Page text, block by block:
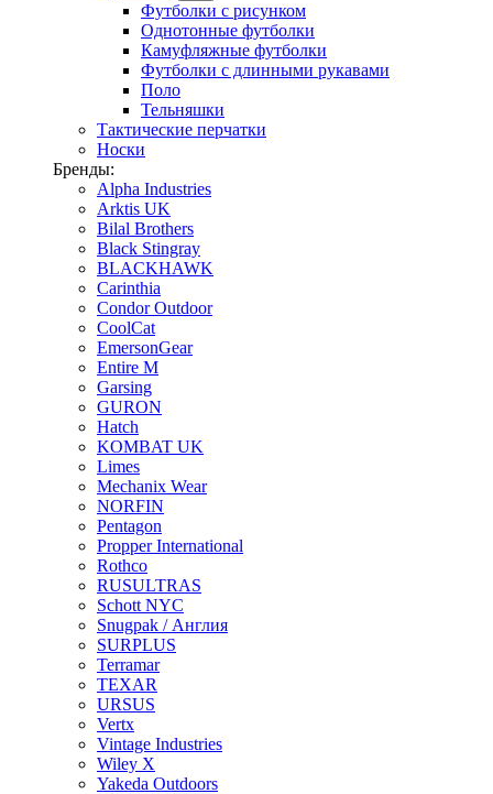
Футболки с рисунком
Однотонные футболки
Камуфляжные футболки
Футболки с длинными рукавами
Поло
Тельняшки
Тактические перчатки
Носки
Бренды:
Alpha Industries
Arktis UK
Bilal Brothers
Black Stingray
BLACKHAWK
Carinthia
Condor Outdoor
CoolCat
EmersonGear
Entire M
Garsing
GURON
Hatch
KOMBAT UK
Limes
Mechanix Wear
NORFIN
Pentagon
Propper International
Rothco
RUSULTRAS
Schott NYC
Snugpak / Англия
SURPLUS
Terramar
TEXAR
URSUS
Vertx
Vintage Industries
Wiley X
Yakeda Outdoors